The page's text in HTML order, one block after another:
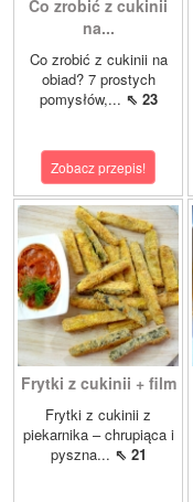
Co zrobić z cukinii
na...
Co zrobić z cukinii na
obiad? 7 prostych
pomysłów,... ⇖ 23
Zobacz przepis!
Frytki z cukinii + film
Frytki z cukinii z
piekarnika – chrupiąca i
pyszna... ⇖ 21